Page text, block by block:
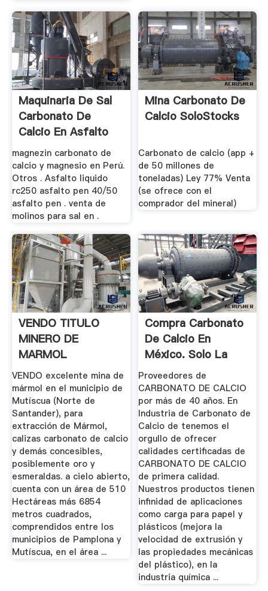
Maquinaria De Sal
Carbonato De
Calcio En Asfalto
Liquido ...
magnezin carbonato de
calcio y magnesio en Perú.
Otros . Asfalto liquido
rc250 asfalto pen 40/50
asfalto pen . venta de
molinos para sal en .
Mina Carbonato De
Calcio SoloStocks
Carbonato de calcio (app +
de 50 millones de
toneladas) Ley 77% Venta
(se ofrece con el
comprador del mineral)
VENDO TITULO
MINERO DE
MARMOL
VENDO excelente mina de
mármol en el municipio de
Mutíscua (Norte de
Santander), para
extracción de Mármol,
calizas carbonato de calcio
y demás concesibles,
posiblemente oro y
esmeraldas. a cielo abierto,
cuenta con un área de 510
Hectáreas más 6854
metros cuadrados,
comprendidos entre los
municipios de Pamplona y
Mutíscua, en el área ...
Compra Carbonato
De Calcio En
México. Solo La
Máxima ...
Proveedores de
CARBONATO DE CALCIO
por más de 40 años. En
Industria de Carbonato de
Calcio de tenemos el
orgullo de ofrecer
calidades certificadas de
CARBONATO DE CALCIO
de primera calidad.
Nuestros productos tienen
infinidad de aplicaciones
como carga para papel y
plásticos (mejora la
velocidad de extrusión y
las propiedades mecánicas
del plástico), en la
industria química ...